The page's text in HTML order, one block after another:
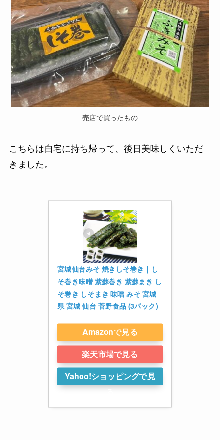
売店で買ったもの
こちらは自宅に持ち帰って、後日美味しくいただ
きました。
宮城仙台みそ 焼きしそ巻き｜し
そ巻き味噌 紫蘇巻き 紫蘇まき し
そ巻き しそまき 味噌 みそ 宮城
県 宮城 仙台 菅野食品 (3パック)
Amazonで見る
楽天市場で見る
Yahoo!ショッピングで見
る